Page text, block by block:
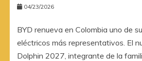
04/23/2026
BYD renueva en Colombia uno de
eléctricos más representativos. El
Dolphin 2027, integrante de la